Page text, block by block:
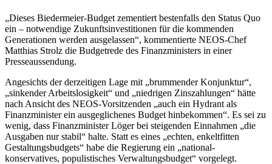
„Dieses Biedermeier-Budget zementiert bestenfalls den Status Quo
ein – notwendige Zukunftsinvestitionen für die kommenden
Generationen werden ausgelassen“, kommentierte NEOS-Chef
Matthias Strolz die Budgetrede des Finanzministers in einer
Presseaussendung.
Angesichts der derzeitigen Lage mit „brummender Konjunktur“,
„sinkender Arbeitslosigkeit“ und „niedrigen Zinszahlungen“ hätte
nach Ansicht des NEOS-Vorsitzenden „auch ein Hydrant als
Finanzminister ein ausgeglichenes Budget hinbekommen“. Es sei zu
wenig, dass Finanzminister Löger bei steigenden Einnahmen „die
Ausgaben nur stabil“ halte. Statt es eines „echten, enkeltfitten
Gestaltungsbudgets“ habe die Regierung ein „national-
konservatives, populistisches Verwaltungsbudget“ vorgelegt.